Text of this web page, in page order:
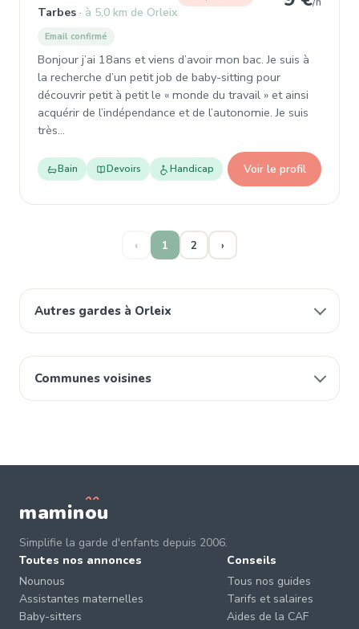
Autres gardes à Orleix
Communes voisines
Tarbes à 5,0 km de Orleix
Email confirmé
Bonjour j’ai 18ans et viens d’avoir mon bac. Je suis à
la recherche d’un petit job de baby-sitting pour
découvrir petit à petit le « monde du travail » et ainsi
acquérir de l’indépendance et de l’autonomie. Je suis
très…
Bain Devoirs Handicap Voir le profil
‹ 1 2 ›
maminou
Simplifie la garde d'enfants depuis 2006.
Toutes nos annonces
Nounous
Assistantes maternelles
Baby-sitters
Conseils
Tous nos guides
Tarifs et salaires
Aides de la CAF